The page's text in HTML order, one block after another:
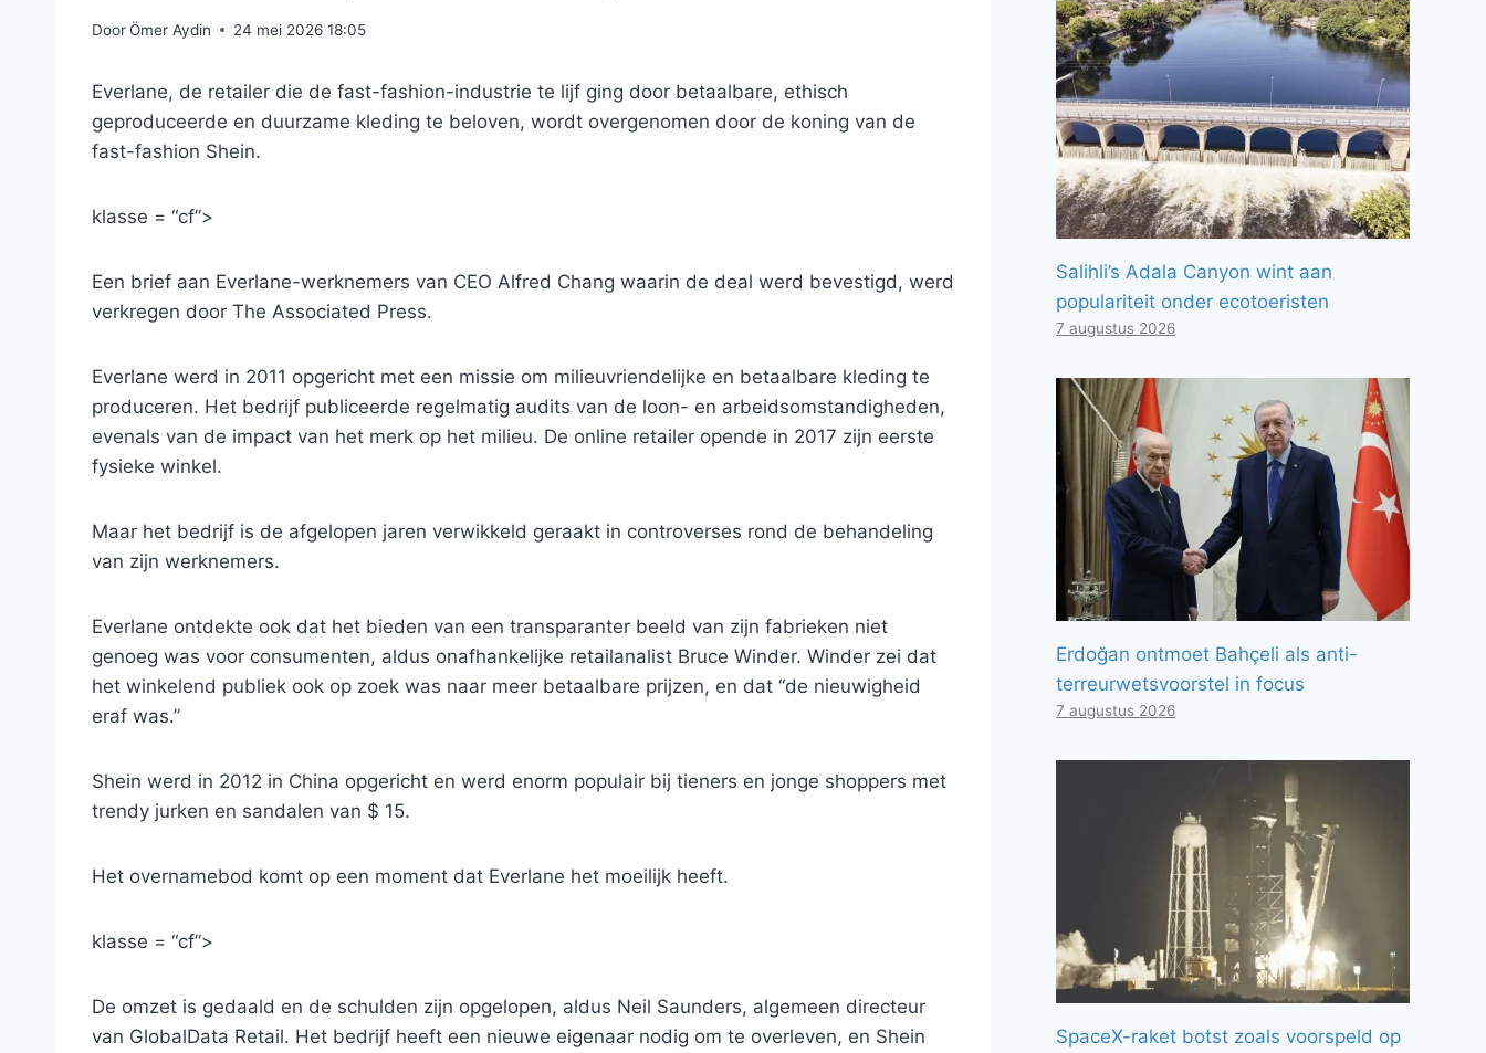
DoorÖmer Aydin 24 mei 2026 18:05
Everlane, de retailer die de fast-fashion-industrie te lijf ging door betaalbare, ethisch
geproduceerde en duurzame kleding te beloven, wordt overgenomen door de koning van de
fast-fashion Shein.
klasse = “cf”>
Een brief aan Everlane-werknemers van CEO Alfred Chang waarin de deal werd bevestigd, werd
verkregen door The Associated Press.
Everlane werd in 2011 opgericht met een missie om milieuvriendelijke en betaalbare kleding te
produceren. Het bedrijf publiceerde regelmatig audits van de loon- en arbeidsomstandigheden,
evenals van de impact van het merk op het milieu. De online retailer opende in 2017 zijn eerste
fysieke winkel.
Maar het bedrijf is de afgelopen jaren verwikkeld geraakt in controverses rond de behandeling
van zijn werknemers.
Everlane ontdekte ook dat het bieden van een transparanter beeld van zijn fabrieken niet
genoeg was voor consumenten, aldus onafhankelijke retailanalist Bruce Winder. Winder zei dat
het winkelend publiek ook op zoek was naar meer betaalbare prijzen, en dat “de nieuwigheid
eraf was.”
Shein werd in 2012 in China opgericht en werd enorm populair bij tieners en jonge shoppers met
trendy jurken en sandalen van $ 15.
Het overnamebod komt op een moment dat Everlane het moeilijk heeft.
klasse = “cf”>
De omzet is gedaald en de schulden zijn opgelopen, aldus Neil Saunders, algemeen directeur
van GlobalData Retail. Het bedrijf heeft een nieuwe eigenaar nodig om te overleven, en Shein
Salihli’s Adala Canyon wint aan
populariteit onder ecotoeristen
7 augustus 2026
Erdoğan ontmoet Bahçeli als anti-
terreurwetsvoorstel in focus
7 augustus 2026
SpaceX-raket botst zoals voorspeld op